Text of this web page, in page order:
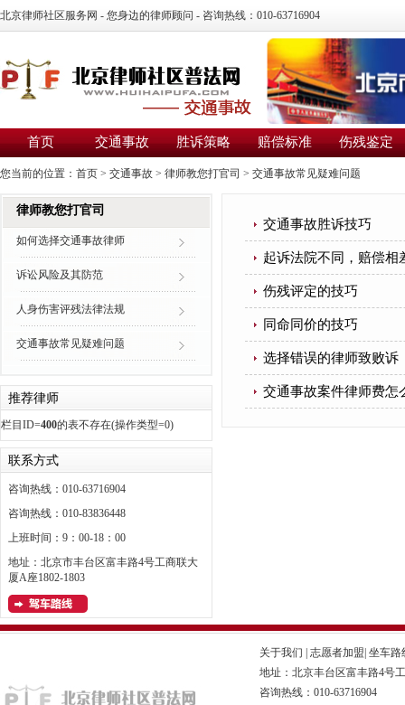
北京律师社区服务网 - 您身边的律师顾问 - 咨询热线：010-63716904
首页 交通事故 胜诉策略 赔偿标准 伤残鉴定
您当前的位置： 首页 > 交通事故 > 律师教您打官司 > 交通事故常见疑难问题
律师教您打官司
如何选择交通事故律师
诉讼风险及其防范
人身伤害评残法律法规
交通事故常见疑难问题
推荐律师
栏目ID=400的表不存在(操作类型=0)
联系方式
咨询热线：010-63716904
咨询热线：010-83836448
上班时间：9：00-18：00
地址：北京市丰台区富丰路4号工商联大
厦A座1802-1803
交通事故胜诉技巧
起诉法院不同，赔偿相
伤残评定的技巧
同命同价的技巧
选择错误的律师致败诉
交通事故案件律师费怎
关于我们 志愿者加盟 坐车路
地址：北京丰台区富丰路4号
咨询热线：010-63716904